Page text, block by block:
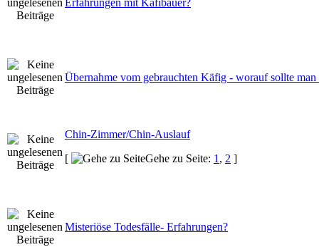
Übernahme vom gebrauchten Käfig - worauf sollte man
Chin-Zimmer/Chin-Auslauf
[
Gehe zu Seite: 1 , 2 ]
Misteriöse Todesfälle- Erfahrungen?